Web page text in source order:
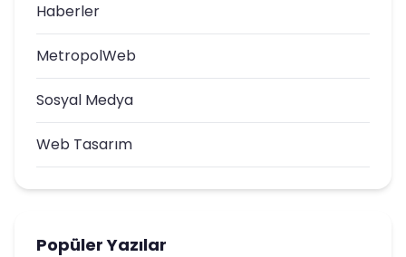
Haberler
MetropolWeb
Sosyal Medya
Web Tasarım
Popüler Yazılar